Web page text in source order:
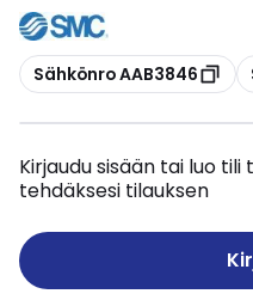
Kopioi
Sähkönro AAB3846
Kirjaudu sisään tai luo
tehdäksesi tilauksen